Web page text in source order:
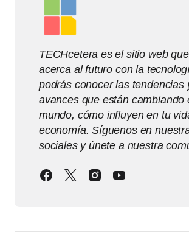
TECHcetera es el sitio web
acerca al futuro con la
podrás conocer las tendencias
avances que están cambiando
mundo, cómo influyen en tu
economía. Síguenos en
sociales y únete a nuestra